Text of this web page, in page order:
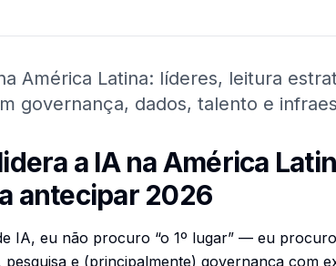
América Latina: líderes, leitura
governança, dados, talento e
a IA na América
antecipar 2026
IA, eu não procuro “o 1º lugar” — eu procuro
e (principalmente) governança com